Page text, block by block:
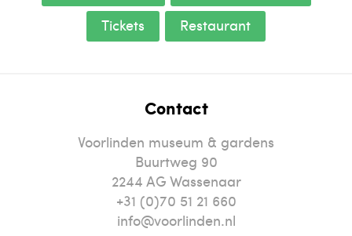
Tickets
Restaurant
Contact
Voorlinden museum & gardens
Buurtweg 90
2244 AG Wassenaar
+31 (0)70 51 21 660
info@voorlinden.nl